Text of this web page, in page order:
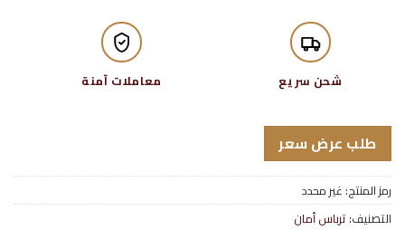
شحن سريع معاملات آمنة
طلب عرض سعر
رمز المنتج: غير محدد
التصنيف: ترباس أمان